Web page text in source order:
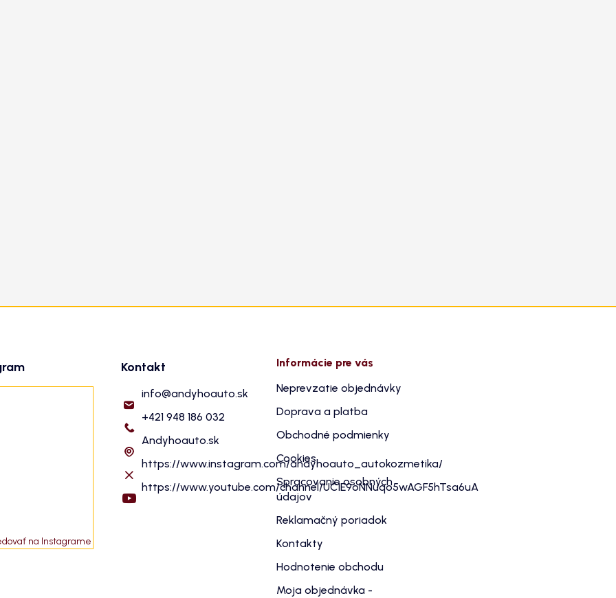
na Instagrame
Kontakt
info@andyhoauto.sk
+421 948 186 032
Andyhoauto.sk
https://www.instagram.com/andyhoauto_autokozmetika/
https://www.youtube.com/channel/UC1E9oNNuqo5wAGF5hTsa6uA
Informácie pre vás
Neprevzatie objednávky
Doprava a platba
Obchodné podmienky
Cookies
Spracovanie osobných
údajov
Reklamačný poriadok
Kontakty
Hodnotenie obchodu
Moja objednávka -